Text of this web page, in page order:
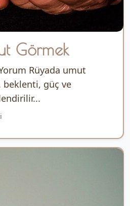
Görmek
Rüyada umut
güç ve